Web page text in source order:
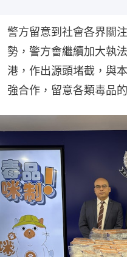
警方留意到社會各界關
勢，警方會繼續加大執
港，作出源頭堵截，與
強合作，留意各類毒品